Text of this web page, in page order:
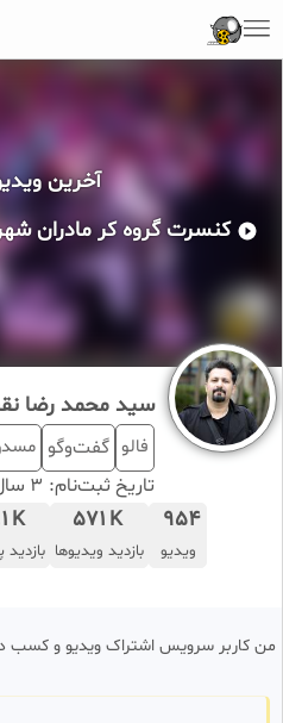
آخرین
کنسرت گروه کر مادران
سید محمد رضا
فالو گفت‌وگو
تاریخ ثبت‌نام: 3 سال پیش
954
ویدیو
571 K
بازدید ویدیوها
K
بازدید
من کاربر سرویس اشتراک ویدیو و کسب